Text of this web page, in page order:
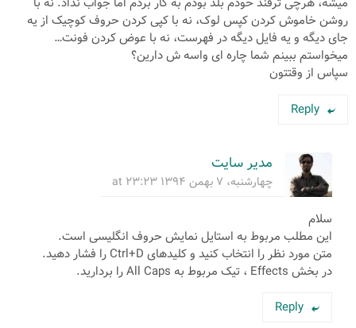
روشن خاموش کردن کپس لوک، نه با کپی کردن حروف کوچیک از یه
جای دیگه و یه فایل دیگه در فهرست، نه با عوض کردن فونت…
میخواستم ببینم شما چاره ای واسه ش دارین؟
سپاس از وقتتون
Reply
مدیر سایت
چهارشنبه، ۷ بهمن ۱۳۹۴ at ۲۳:۲۳
سلام
این مطلب مربوط به استایل نمایش حروف انگلیسی است.
متن مورد نظر را انتخاب کنید و کلیدهای Ctrl+D را فشار دهید.
در بخش Effects ، تیک مربوط به All Caps را بردارید.
Reply